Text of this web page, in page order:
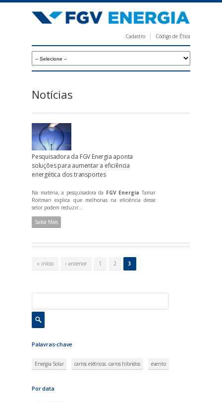
para
principal
V
r
i
a
Cadastro Código de Ética
Notícias
Pesquisadora da FGV Energia aponta
soluções para aumentar a eficiência
energética dos transportes
Na matéria, a pesquisadora da FGV Energia Tamar
Roitman explica que melhorias na eficiência desse
setor podem reduzir...
Saiba Mais
« início ‹ anterior 1 2 3
Palavras-chave
Energia Solar carros elétricos; carros híbridos evento
Por data